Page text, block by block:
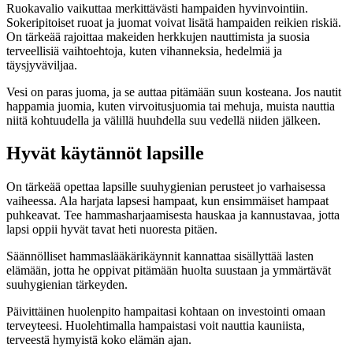
Ruokavalio vaikuttaa merkittävästi hampaiden hyvinvointiin.
Sokeripitoiset ruoat ja juomat voivat lisätä hampaiden reikien riskiä.
On tärkeää rajoittaa makeiden herkkujen nauttimista ja suosia
terveellisiä vaihtoehtoja, kuten vihanneksia, hedelmiä ja
täysjyväviljaa.
Vesi on paras juoma, ja se auttaa pitämään suun kosteana. Jos nautit
happamia juomia, kuten virvoitusjuomia tai mehuja, muista nauttia
niitä kohtuudella ja välillä huuhdella suu vedellä niiden jälkeen.
Hyvät käytännöt lapsille
On tärkeää opettaa lapsille suuhygienian perusteet jo varhaisessa
vaiheessa. Ala harjata lapsesi hampaat, kun ensimmäiset hampaat
puhkeavat. Tee hammasharjaamisesta hauskaa ja kannustavaa, jotta
lapsi oppii hyvät tavat heti nuoresta pitäen.
Säännölliset hammaslääkärikäynnit kannattaa sisällyttää lasten
elämään, jotta he oppivat pitämään huolta suustaan ja ymmärtävät
suuhygienian tärkeyden.
Päivittäinen huolenpito hampaitasi kohtaan on investointi omaan
terveyteesi. Huolehtimalla hampaistasi voit nauttia kauniista,
terveestä hymyistä koko elämän ajan.